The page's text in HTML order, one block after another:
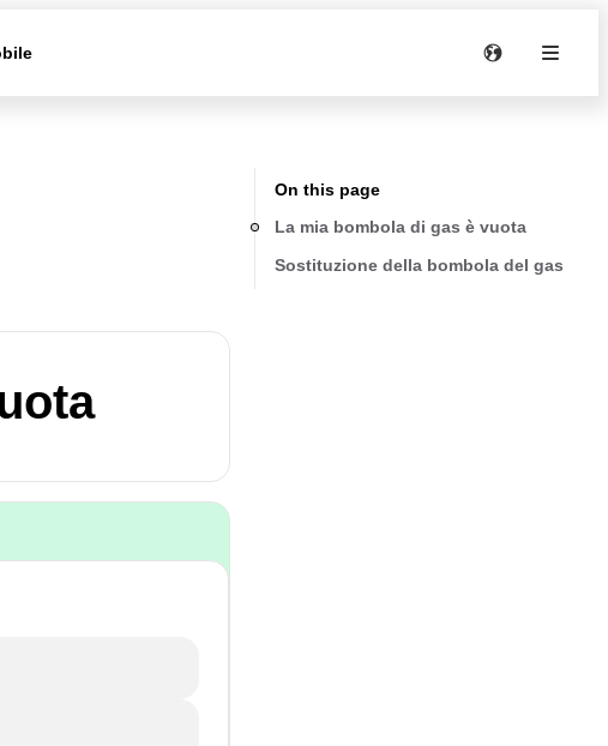
On this page
La mia bombola di gas è vuota
Sostituzione della bombola del gas